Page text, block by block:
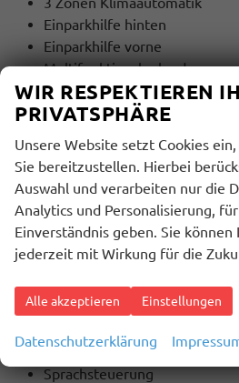
Einparkhilfe hinten
Einparkhilfe vorne
Multifunktionslenkrad
Lederlenkrad
Fahrprofilauswahl (Drive Mode
5 Jahre Garantie / 100.000
MULTIMEDIA UND
Bordcomputer
Radio
Freisprecheinrichtung
Induktions-Ladestation
Bluetooth
Touchscreen
Sprachsteuerung
WIR RESPEKTIEREN
PRIVATSPHÄRE
Unsere Website setzt Cookies
Sie bereitzustellen. Hierbei
Auswahl und verarbeiten nur die
Analytics und Personalisierung,
Einverständnis geben. Sie können
jederzeit mit Wirkung für die
Alle akzeptieren Einstellungen
Datenschutzerklärung